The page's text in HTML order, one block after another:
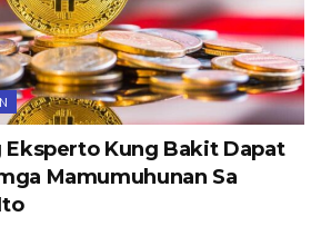
Kung Bakit Dapat
Mamumuhunan Sa